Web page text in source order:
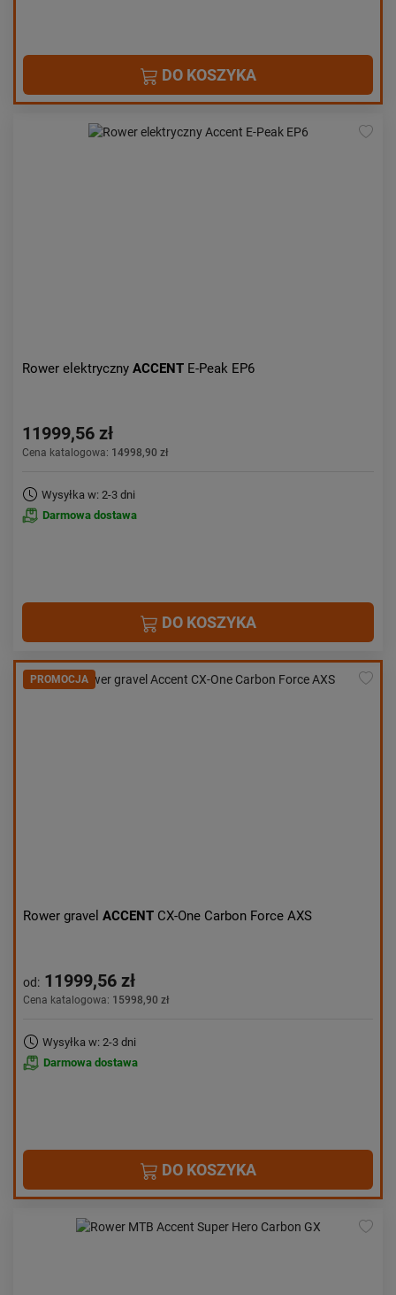
DO KOSZYKA
Rower elektryczny ACCENT E-Peak EP6
11999,56 zł
Cena katalogowa: 14998,90 zł
Wysyłka w: 2-3 dni
Darmowa dostawa
DO KOSZYKA
PROMOCJA
Rower gravel ACCENT CX-One Carbon Force AXS
od: 11999,56 zł
Cena katalogowa: 15998,90 zł
Wysyłka w: 2-3 dni
Darmowa dostawa
DO KOSZYKA